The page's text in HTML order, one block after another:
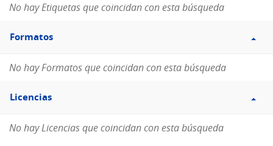
No hay Etiquetas que coincidan con esta búsqueda
Filtro
Formatos
Formatos
No hay Formatos que coincidan con esta búsqueda
Filtro
Licencias
Licencias
No hay Licencias que coincidan con esta búsqueda